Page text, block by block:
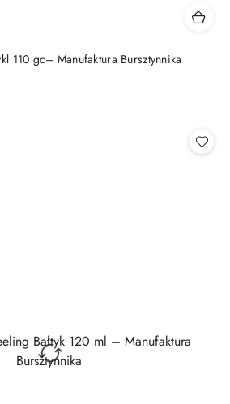
110 gc– Manufaktura Bursztynnika